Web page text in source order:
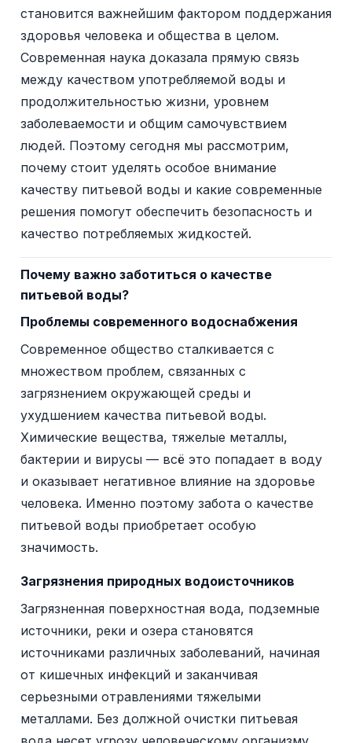
становится важнейшим фактором поддержания
здоровья человека и общества в целом.
Современная наука доказала прямую связь
между качеством употребляемой воды и
продолжительностью жизни, уровнем
заболеваемости и общим самочувствием
людей. Поэтому сегодня мы рассмотрим,
почему стоит уделять особое внимание
качеству питьевой воды и какие современные
решения помогут обеспечить безопасность и
качество потребляемых жидкостей.
Почему важно заботиться о качестве
питьевой воды?
Проблемы современного водоснабжения
Современное общество сталкивается с
множеством проблем, связанных с
загрязнением окружающей среды и
ухудшением качества питьевой воды.
Химические вещества, тяжелые металлы,
бактерии и вирусы — всё это попадает в воду
и оказывает негативное влияние на здоровье
человека. Именно поэтому забота о качестве
питьевой воды приобретает особую
значимость.
Загрязнения природных водоисточников
Загрязненная поверхностная вода, подземные
источники, реки и озера становятся
источниками различных заболеваний, начиная
от кишечных инфекций и заканчивая
серьезными отравлениями тяжелыми
металлами. Без должной очистки питьевая